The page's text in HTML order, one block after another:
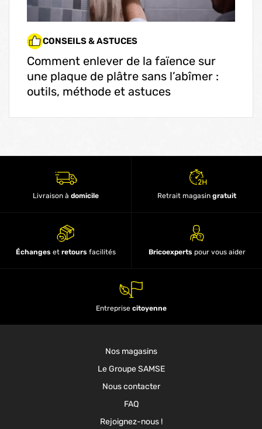
CONSEILS & ASTUCES
Comment enlever de la faïence sur
une plaque de plâtre sans l’abîmer :
outils, méthode et astuces
Livraison à domicile Retrait magasin gratuit
Échanges et retours facilités Bricoexperts pour vous aider
Entreprise citoyenne
Nos magasins
Le Groupe SAMSE
Nous contacter
FAQ
Rejoignez-nous !